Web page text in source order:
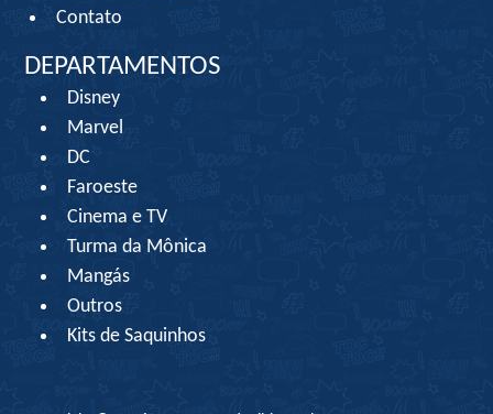
Contato
DEPARTAMENTOS
Disney
Marvel
DC
Faroeste
Cinema e TV
Turma da Mônica
Mangás
Outros
Kits de Saquinhos